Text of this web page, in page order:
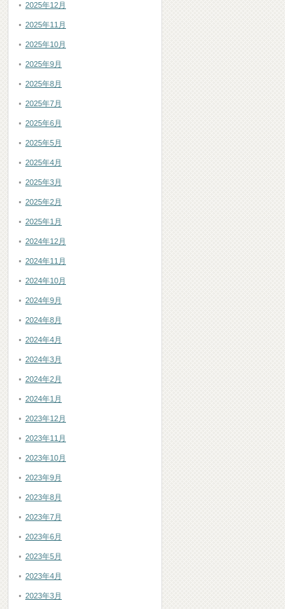
2025年12月
2025年11月
2025年10月
2025年9月
2025年8月
2025年7月
2025年6月
2025年5月
2025年4月
2025年3月
2025年2月
2025年1月
2024年12月
2024年11月
2024年10月
2024年9月
2024年8月
2024年4月
2024年3月
2024年2月
2024年1月
2023年12月
2023年11月
2023年10月
2023年9月
2023年8月
2023年7月
2023年6月
2023年5月
2023年4月
2023年3月